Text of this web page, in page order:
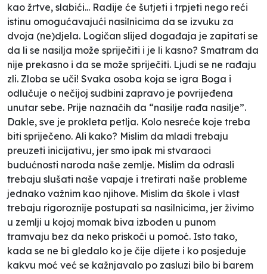
kao žrtve, slabići... Radije će šutjeti i trpjeti nego reći
istinu omogućavajući nasilnicima da se izvuku za
dvoja (ne)djela. Logičan slijed događaja je zapitati se
da li se nasilja može spriječiti i je li kasno? Smatram da
nije prekasno i da se može spriječiti. Ljudi se ne rađaju
zli. Zloba se uči! Svaka osoba koja se igra Boga i
odlučuje o nečijoj sudbini zapravo je povrijeđena
unutar sebe. Prije naznačih da “nasilje rađa nasilje”.
Dakle, sve je prokleta petlja. Kolo nesreće koje treba
biti spriječeno. Ali kako? Mislim da mladi trebaju
preuzeti inicijativu, jer smo ipak mi stvaraoci
budućnosti naroda naše zemlje. Mislim da odrasli
trebaju slušati naše vapaje i tretirati naše probleme
jednako važnim kao njihove. Mislim da škole i vlast
trebaju rigoroznije postupati sa nasilnicima, jer živimo
u zemlji u kojoj momak biva izboden u punom
tramvaju bez da neko priskoči u pomoć. Isto tako,
kada se ne bi gledalo ko je čije dijete i ko posjeduje
kakvu moć već se kažnjavalo po zasluzi bilo bi barem